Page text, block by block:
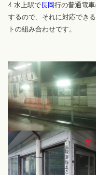
4.水上駅で長岡行の普通電
するので、それに対応でき
トの組み合わせです。